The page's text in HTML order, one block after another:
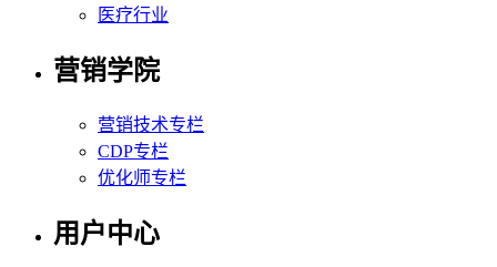
医疗行业
营销学院
营销技术专栏
CDP专栏
优化师专栏
用户中心